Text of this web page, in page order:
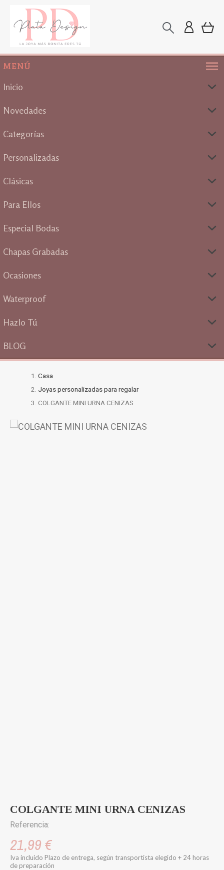
MENÚ
Inicio
Novedades
Categorías
Personalizadas
Clásicas
Para Ellos
Especial Bodas
Chapas Grabadas
Ocasiones
Waterproof
Hazlo Tú
BLOG
Casa
Joyas personalizadas para regalar
COLGANTE MINI URNA CENIZAS
COLGANTE MINI URNA CENIZAS
Referencia:
21,99 €
Iva incluido Plazo de entrega, según transportista elegido + 24 horas
de preparación